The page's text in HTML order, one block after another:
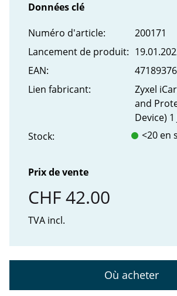
Données clé
Numéro d'article:
200171
Lancement de produit:
EAN:
Lien fabricant:
Zyxel
and
Device) 1
Stock:
<20 en
Prix de vente
CHF 42.00
TVA incl.
Où acheter